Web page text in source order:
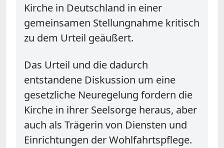
Kirche in Deutschland in einer
gemeinsamen Stellungnahme kritisch
zu dem Urteil geäußert.
Das Urteil und die dadurch
entstandene Diskussion um eine
gesetzliche Neuregelung fordern die
Kirche in ihrer Seelsorge heraus, aber
auch als Trägerin von Diensten und
Einrichtungen der Wohlfahrtspflege.